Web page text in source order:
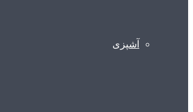
آشپزی